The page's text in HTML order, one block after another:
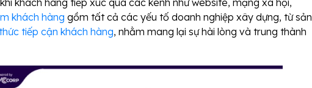
khách hàng tiếp xúc qua các kênh như website, mạng xã hội,
khách hàng gồm tất cả các yếu tố doanh nghiệp xây dựng, từ sản
tiếp cận khách hàng, nhằm mang lại sự hài lòng và trung thành